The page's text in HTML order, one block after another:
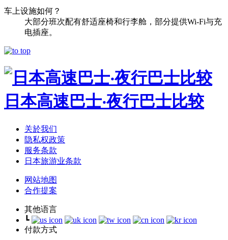
车上设施如何？
大部分班次配有舒适座椅和行李舱，部分提供Wi-Fi与充
电插座。
日本高速巴士‧夜行巴士比较
关於我们
隐私权政策
服务条款
日本旅游业条款
网站地图
合作提案
其他语言
┗
付款方式